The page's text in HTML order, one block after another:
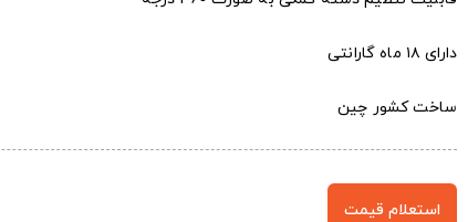
دارای ۱۸ ماه گارانتی
ساخت کشور چین
استعلام قیمت